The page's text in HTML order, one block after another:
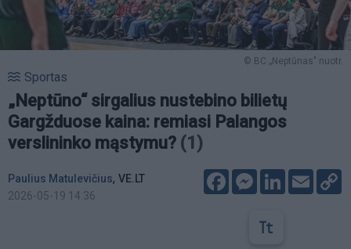
© BC „Neptūnas" nuotr.
Sportas
„Neptūno“ sirgalius nustebino bilietų
Gargžduose kaina: remiasi Palangos
verslininko mąstymu? (1)
Paulius Matulevičius, VE.LT
2026-05-19 14:36
FacebookMessenger
LinkedIn
Email